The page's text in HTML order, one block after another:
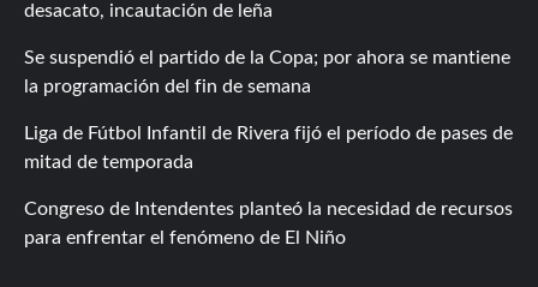
desacato, incautación de leña
Se suspendió el partido de la Copa; por ahora se mantiene
la programación del fin de semana
Liga de Fútbol Infantil de Rivera fijó el período de pases de
mitad de temporada
Congreso de Intendentes planteó la necesidad de recursos
para enfrentar el fenómeno de El Niño